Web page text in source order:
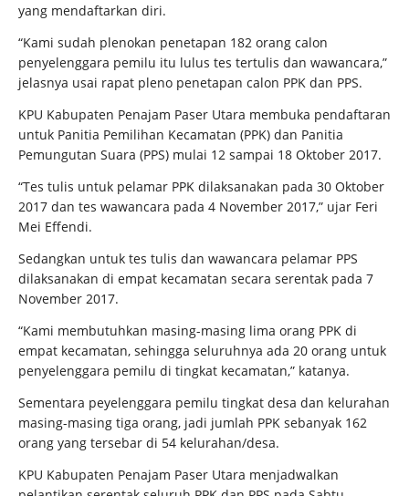
yang mendaftarkan diri.
“Kami sudah plenokan penetapan 182 orang calon
penyelenggara pemilu itu lulus tes tertulis dan wawancara,”
jelasnya usai rapat pleno penetapan calon PPK dan PPS.
KPU Kabupaten Penajam Paser Utara membuka pendaftaran
untuk Panitia Pemilihan Kecamatan (PPK) dan Panitia
Pemungutan Suara (PPS) mulai 12 sampai 18 Oktober 2017.
“Tes tulis untuk pelamar PPK dilaksanakan pada 30 Oktober
2017 dan tes wawancara pada 4 November 2017,” ujar Feri
Mei Effendi.
Sedangkan untuk tes tulis dan wawancara pelamar PPS
dilaksanakan di empat kecamatan secara serentak pada 7
November 2017.
“Kami membutuhkan masing-masing lima orang PPK di
empat kecamatan, sehingga seluruhnya ada 20 orang untuk
penyelenggara pemilu di tingkat kecamatan,” katanya.
Sementara peyelenggara pemilu tingkat desa dan kelurahan
masing-masing tiga orang, jadi jumlah PPK sebanyak 162
orang yang tersebar di 54 kelurahan/desa.
KPU Kabupaten Penajam Paser Utara menjadwalkan